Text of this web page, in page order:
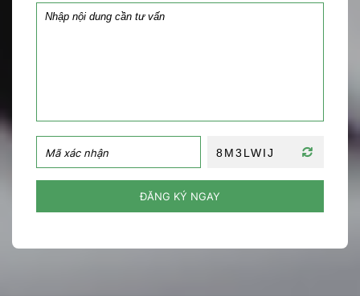
ĐĂNG KÝ NGAY